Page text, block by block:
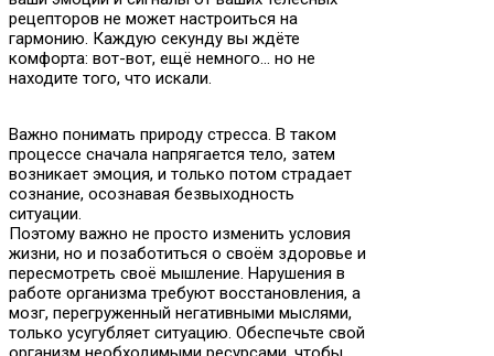
рецепторов не может настроиться на
гармонию. Каждую секунду вы ждёте
комфорта: вот-вот, ещё немного… но не
находите того, что искали.
Важно понимать природу стресса. В таком
процессе сначала напрягается тело, затем
возникает эмоция, и только потом страдает
сознание, осознавая безвыходность
ситуации.
Поэтому важно не просто изменить условия
жизни, но и позаботиться о своём здоровье и
пересмотреть своё мышление. Нарушения в
работе организма требуют восстановления, а
мозг, перегруженный негативными мыслями,
только усугубляет ситуацию. Обеспечьте свой